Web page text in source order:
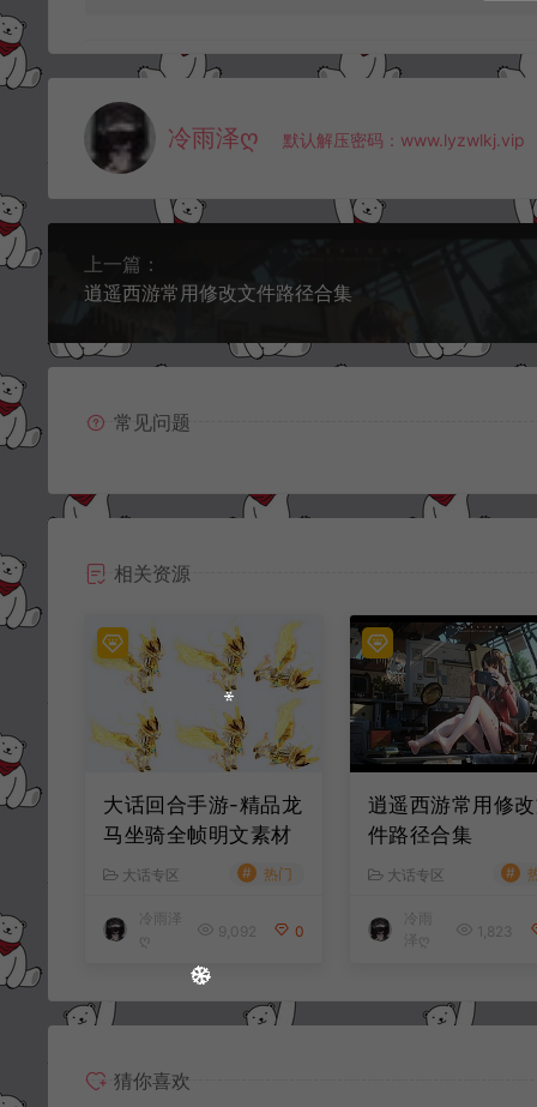
冷雨泽ღ 默认解压密码：www.lyzwlkj.vip
上一篇：
逍遥西游常用修改文件路径合集
常见问题
相关资源
大话回合手游-精品龙
马坐骑全帧明文素材
大话专区 # 热门
冷雨泽
ღ
9,092 0
逍遥西游常用修
件路径合集
大话专区 #
泽ღ
1,823
猜你喜欢